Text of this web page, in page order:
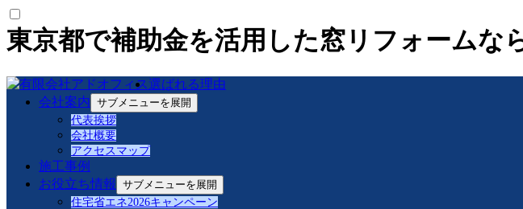
東京都で補助金を活用した窓リフォームな
選ばれる理由
会社案内 サブメニューを展開
代表挨拶
会社概要
アクセスマップ
施工事例
お役立ち情報
サブメニューを展開
住宅省エネ2026キャンペーン
最新の投稿
ミョウチャンの解説講座VOL-48 先進的窓リノベクール賃貸オーナー向け
ミョウチャンの解説講座VOL-47 先進的窓リノベクール賃貸オーナー向け補
ミョウチャンの解説講座VOL-46先進的窓リノベ非居住幼稚園・保育園対応
ミョウチャンの解説講座VOL-45先進的窓リノベ非居住クリニック対応
ミョウチャンの解説講座VOL-44先進的窓リノベ非居住老人ホーム対応